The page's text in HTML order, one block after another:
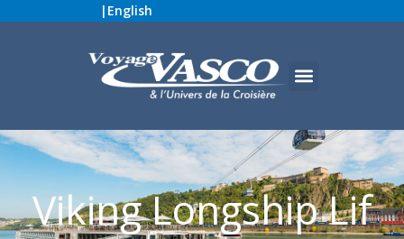
| English
Viking Longship Lif